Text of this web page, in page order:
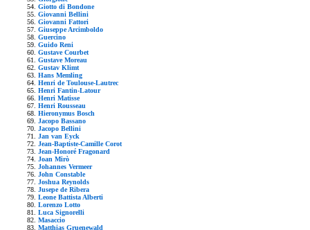
Giotto di Bondone
Giovanni Bellini
Giovanni Fattori
Giuseppe Arcimboldo
Guercino
Guido Reni
Gustave Courbet
Gustave Moreau
Gustav Klimt
Hans Memling
Henri de Toulouse-Lautrec
Henri Fantin-Latour
Henri Matisse
Henri Rousseau
Hieronymus Bosch
Jacopo Bassano
Jacopo Bellini
Jan van Eyck
Jean-Baptiste-Camille Corot
Jean-Honoré Fragonard
Joan Mirò
Johannes Vermeer
John Constable
Joshua Reynolds
Jusepe de Ribera
Leone Battista Alberti
Lorenzo Lotto
Luca Signorelli
Masaccio
Matthias Gruenewald